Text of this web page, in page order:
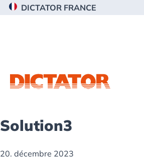
Passer
Passer
PasserDICTATOR FRANCE
Solution3
20. décembre 2023